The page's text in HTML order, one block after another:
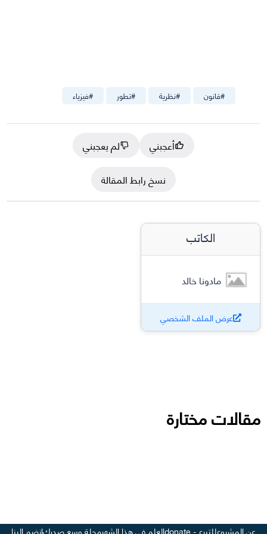
#فيزياء #تطور #نظرية #قانون
أعجبني
لم يعجبني
نسخ رابط المقالة
الكاتب
مادونا خالد
عرض الملف الشخصي
مقالات مختارة
عن المشروعللتبرع - donate العلم في هذا الشهرمجلة وسع صدركانضم إلينا